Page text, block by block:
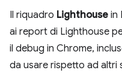
Il riquadro Lighthouse in
ai report di Lighthouse
il debug in Chrome,
da usare rispetto ad altri